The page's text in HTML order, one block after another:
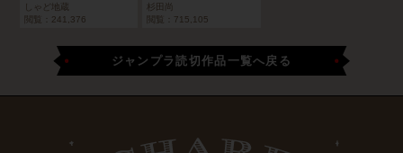
しゃど地蔵
閲覧：
241,376
杉田尚
閲覧：
715,105
ジャンプラ読切作品一覧へ戻る